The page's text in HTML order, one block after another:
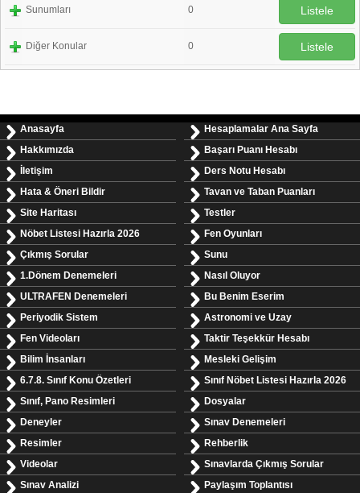
Sunumları 0 Listele
Diğer Konular 0 Listele
Anasayfa
Hakkımızda
İletişim
Hata & Öneri Bildir
Site Haritası
Nöbet Listesi Hazırla 2026
Çıkmış Sorular
1.Dönem Denemeleri
ULTRAFEN Denemeleri
Periyodik Sistem
Fen Videoları
Bilim İnsanları
6.7.8. Sınıf Konu Özetleri
Sınıf, Pano Resimleri
Deneyler
Resimler
Videolar
Sınav Analizi
Hesaplamalar Ana Sayfa
Başarı Puanı Hesabı
Ders Notu Hesabı
Tavan ve Taban Puanları
Testler
Fen Oyunları
Sunu
Nasıl Oluyor
Bu Benim Eserim
Astronomi ve Uzay
Taktir Teşekkür Hesabı
Mesleki Gelişim
Sınıf Nöbet Listesi Hazırla 2026
Dosyalar
Sınav Denemeleri
Rehberlik
Sınavlarda Çıkmış Sorular
Paylaşım Toplantısı